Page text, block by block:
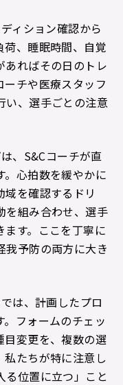
ィション確認から
荷、睡眠時間、自覚
あればその日のトレ
チや医療スタッフ
い、選手ごとの注意
、S&Cコーチが直
。心拍数を緩やかに
を確認するドリ
を組み合わせ、選手
す。ここを丁寧に
我予防の両方に大き
は、計画したプロ
フォームのチェッ
目変更を、複数の選
たちが特に注意し
る位置に立つ」こと